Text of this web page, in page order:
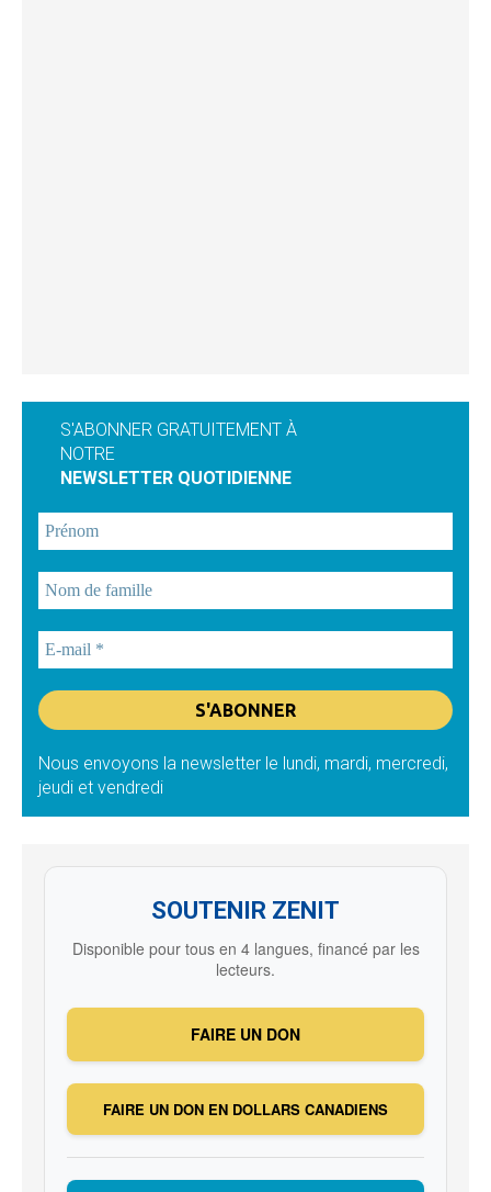
S'ABONNER GRATUITEMENT À
NOTRE
NEWSLETTER QUOTIDIENNE
Nous envoyons la newsletter le lundi, mardi, mercredi,
jeudi et vendredi
SOUTENIR ZENIT
Disponible pour tous en 4 langues, financé par les
lecteurs.
FAIRE UN DON
FAIRE UN DON EN DOLLARS CANADIENS